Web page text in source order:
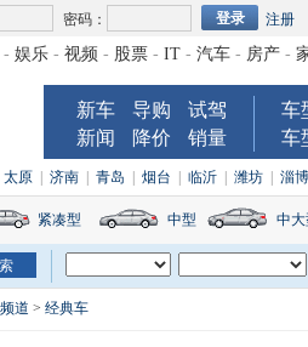
密码： 注册
- 娱乐 - 视频 - 股票 - IT - 汽车 - 房产 -
新车 导购
试驾
新闻
降价 销量
车
车
太原 济南 青岛 烟台 临沂 潍坊 淄博
紧凑型 中型 中
道 > 经典车